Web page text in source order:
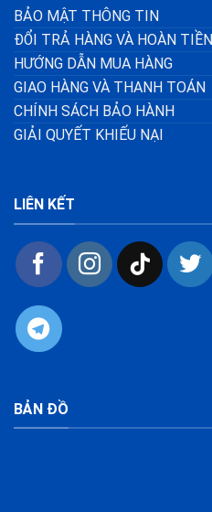
BẢO MẬT THÔNG TIN
ĐỔI TRẢ HÀNG VÀ HOÀN TIỀN
HƯỚNG DẪN MUA HÀNG
GIAO HÀNG VÀ THANH TOÁN
CHÍNH SÁCH BẢO HÀNH
GIẢI QUYẾT KHIẾU NẠI
LIÊN KẾT
BẢN ĐỒ